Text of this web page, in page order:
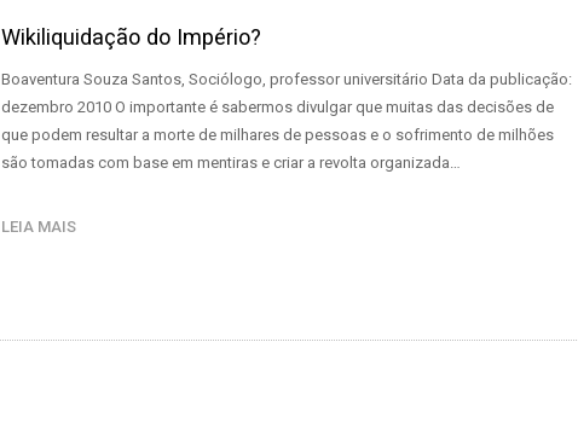
Wikiliquidação do Império?
Boaventura Souza Santos, Sociólogo, professor universitário Data da publicação:
dezembro 2010 O importante é sabermos divulgar que muitas das decisões de
que podem resultar a morte de milhares de pessoas e o sofrimento de milhões
são tomadas com base em mentiras e criar a revolta organizada…
LEIA MAIS